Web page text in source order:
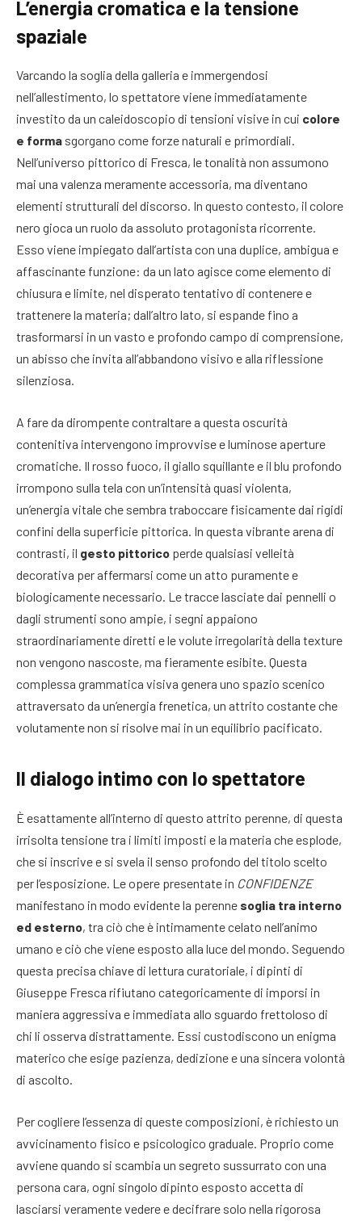
L’energia cromatica e la tensione
spaziale
Varcando la soglia della galleria e immergendosi
nell’allestimento, lo spettatore viene immediatamente
investito da un caleidoscopio di tensioni visive in cui colore
e forma sgorgano come forze naturali e primordiali.
Nell’universo pittorico di Fresca, le tonalità non assumono
mai una valenza meramente accessoria, ma diventano
elementi strutturali del discorso. In questo contesto, il colore
nero gioca un ruolo da assoluto protagonista ricorrente.
Esso viene impiegato dall’artista con una duplice, ambigua e
affascinante funzione: da un lato agisce come elemento di
chiusura e limite, nel disperato tentativo di contenere e
trattenere la materia; dall’altro lato, si espande fino a
trasformarsi in un vasto e profondo campo di comprensione,
un abisso che invita all’abbandono visivo e alla riflessione
silenziosa.
A fare da dirompente contraltare a questa oscurità
contenitiva intervengono improvvise e luminose aperture
cromatiche. Il rosso fuoco, il giallo squillante e il blu profondo
irrompono sulla tela con un’intensità quasi violenta,
un’energia vitale che sembra traboccare fisicamente dai rigidi
confini della superficie pittorica. In questa vibrante arena di
contrasti, il gesto pittorico perde qualsiasi velleità
decorativa per affermarsi come un atto puramente e
biologicamente necessario. Le tracce lasciate dai pennelli o
dagli strumenti sono ampie, i segni appaiono
straordinariamente diretti e le volute irregolarità della texture
non vengono nascoste, ma fieramente esibite. Questa
complessa grammatica visiva genera uno spazio scenico
attraversato da un’energia frenetica, un attrito costante che
volutamente non si risolve mai in un equilibrio pacificato.
Il dialogo intimo con lo spettatore
È esattamente all’interno di questo attrito perenne, di questa
irrisolta tensione tra i limiti imposti e la materia che esplode,
che si inscrive e si svela il senso profondo del titolo scelto
per l’esposizione. Le opere presentate in CONFIDENZE
manifestano in modo evidente la perenne soglia tra interno
ed esterno, tra ciò che è intimamente celato nell’animo
umano e ciò che viene esposto alla luce del mondo. Seguendo
questa precisa chiave di lettura curatoriale, i dipinti di
Giuseppe Fresca rifiutano categoricamente di imporsi in
maniera aggressiva e immediata allo sguardo frettoloso di
chi li osserva distrattamente. Essi custodiscono un enigma
materico che esige pazienza, dedizione e una sincera volontà
di ascolto.
Per cogliere l’essenza di queste composizioni, è richiesto un
avvicinamento fisico e psicologico graduale. Proprio come
avviene quando si scambia un segreto sussurrato con una
persona cara, ogni singolo dipinto esposto accetta di
lasciarsi veramente vedere e decifrare solo nella rigorosa